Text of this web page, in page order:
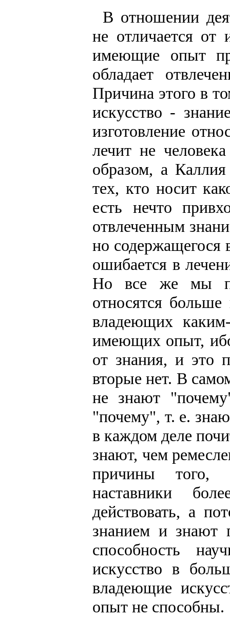
В отношении
не отличается от
имеющие опыт
обладает
Причина этого в
искусство -
изготовление
лечит не
образом, а
тех, кто носит
есть нечто
отвлеченным
но содержащегося
ошибается в
Но все же мы
относятся
владеющих
имеющих опыт,
от знания, и это
вторые нет. В
не знают
"почему", т. е.
в каждом деле
знают, чем
причины того,
наставники
действовать, а
знанием и знают
способность
искусство в
владеющие
опыт не способны.